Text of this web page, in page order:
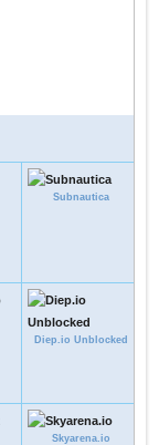
Subnautica
Diep.io Unblocked
Skyarena.io